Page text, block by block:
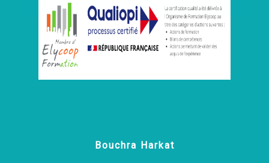
Bouchra Harkat